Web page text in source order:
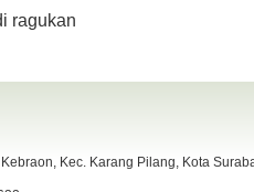
ragukan
Kec. Karang Pilang, Kota